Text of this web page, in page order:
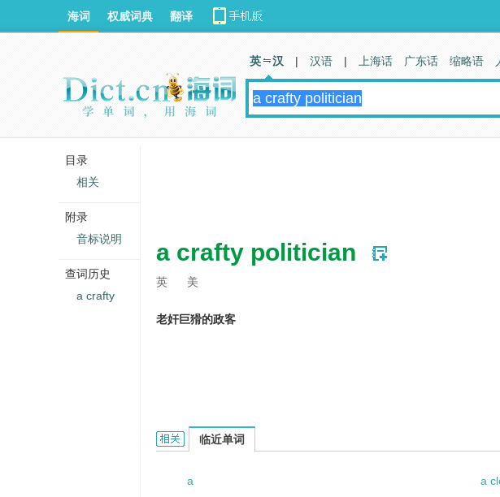
a crafty politician
英 美
老奸巨猾的政客
a crafty politician的相关资料：
临近单词
a a
海词 权威词典 翻译
英 汉 | 汉语 | 上海话 广东话 缩略语
目录
相关
附录
音标说明
查词历史
a crafty